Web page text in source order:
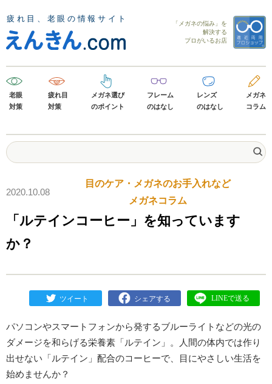
「メガネの悩み」を
解決する
プロがいるお店
老眼
対策
疲れ目
対策
メガネ選び
のポイント
フレーム
のはなし
レンズ
のはなし
メガネ
コラム
2020.10.08
目のケア・メガネのお手入れなど
メガネコラム
「ルテインコーヒー」を知っています
か？
パソコンやスマートフォンから発するブルーライトなどの光の
ダメージを和らげる栄養素「ルテイン」。人間の体内では作り
出せない「ルテイン」配合のコーヒーで、目にやさしい生活を
始めませんか？